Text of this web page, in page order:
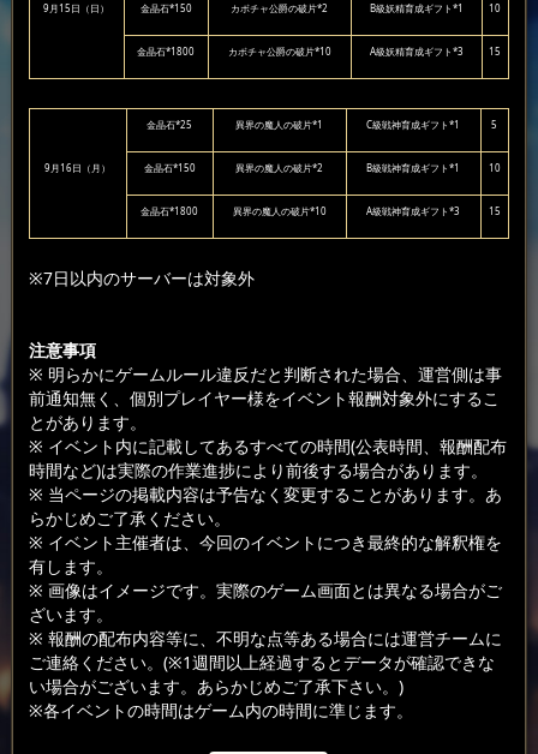
9月15日（日） 金晶石*150 カボチャ公爵の破片*2 B級妖精育成ギフト*1 10
金晶石*1800 カボチャ公爵の破片*10 A級妖精育成ギフト*3 15
9月16日（月）
金晶石*25 異界の魔人の破片*1 C級戦神育成ギフト*1 5
金晶石*150 異界の魔人の破片*2 B級戦神育成ギフト*1 10
金晶石*1800 異界の魔人の破片*10 A級戦神育成ギフト*3 15
※7日以内のサーバーは対象外
注意事項
※ 明らかにゲームルール違反だと判断された場合、運営側は事
前通知無く、個別プレイヤー様をイベント報酬対象外にするこ
とがあります。
※ イベント内に記載してあるすべての時間(公表時間、報酬配布
時間など)は実際の作業進捗により前後する場合があります。
※ 当ページの掲載内容は予告なく変更することがあります。あ
らかじめご了承ください。
※ イベント主催者は、今回のイベントにつき最終的な解釈権を
有します。
※ 画像はイメージです。実際のゲーム画面とは異なる場合がご
ざいます。
※ 報酬の配布内容等に、不明な点等ある場合には運営チームに
ご連絡ください。(※1週間以上経過するとデータが確認できな
い場合がございます。あらかじめご了承下さい。)
※各イベントの時間はゲーム内の時間に準じます。